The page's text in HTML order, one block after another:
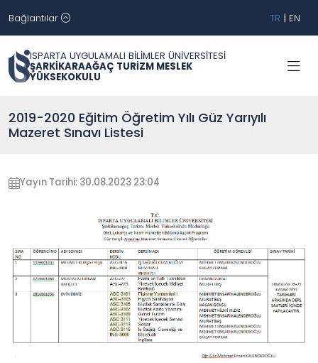
Bağlantılar TR | EN
ISPARTA UYGULAMALI BİLİMLER ÜNİVERSİTESİ
ŞARKİKARAAĞAÇ TURİZM MESLEK
YÜKSEKOKULU
2019-2020 Eğitim Öğretim Yılı Güz Yarıyılı
Mazeret Sınavı Listesi
Yayın Tarihi: 30.08.2023 23:04